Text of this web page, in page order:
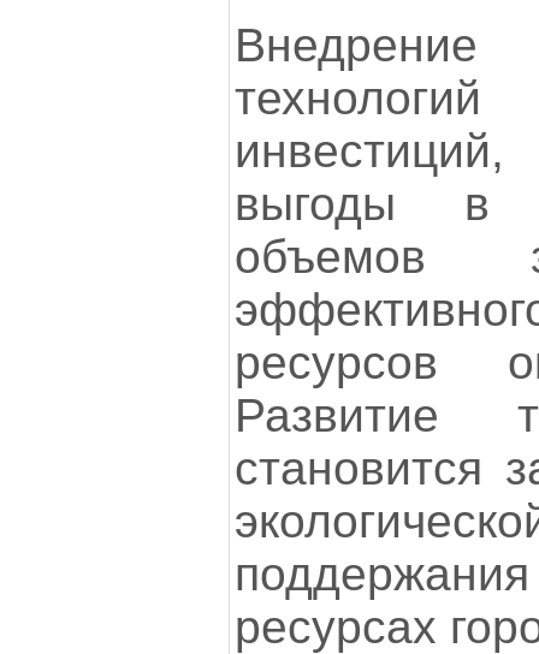
Внедрение
выгоды в
объемов
ресурсов
Развитие
становится
ресурсах